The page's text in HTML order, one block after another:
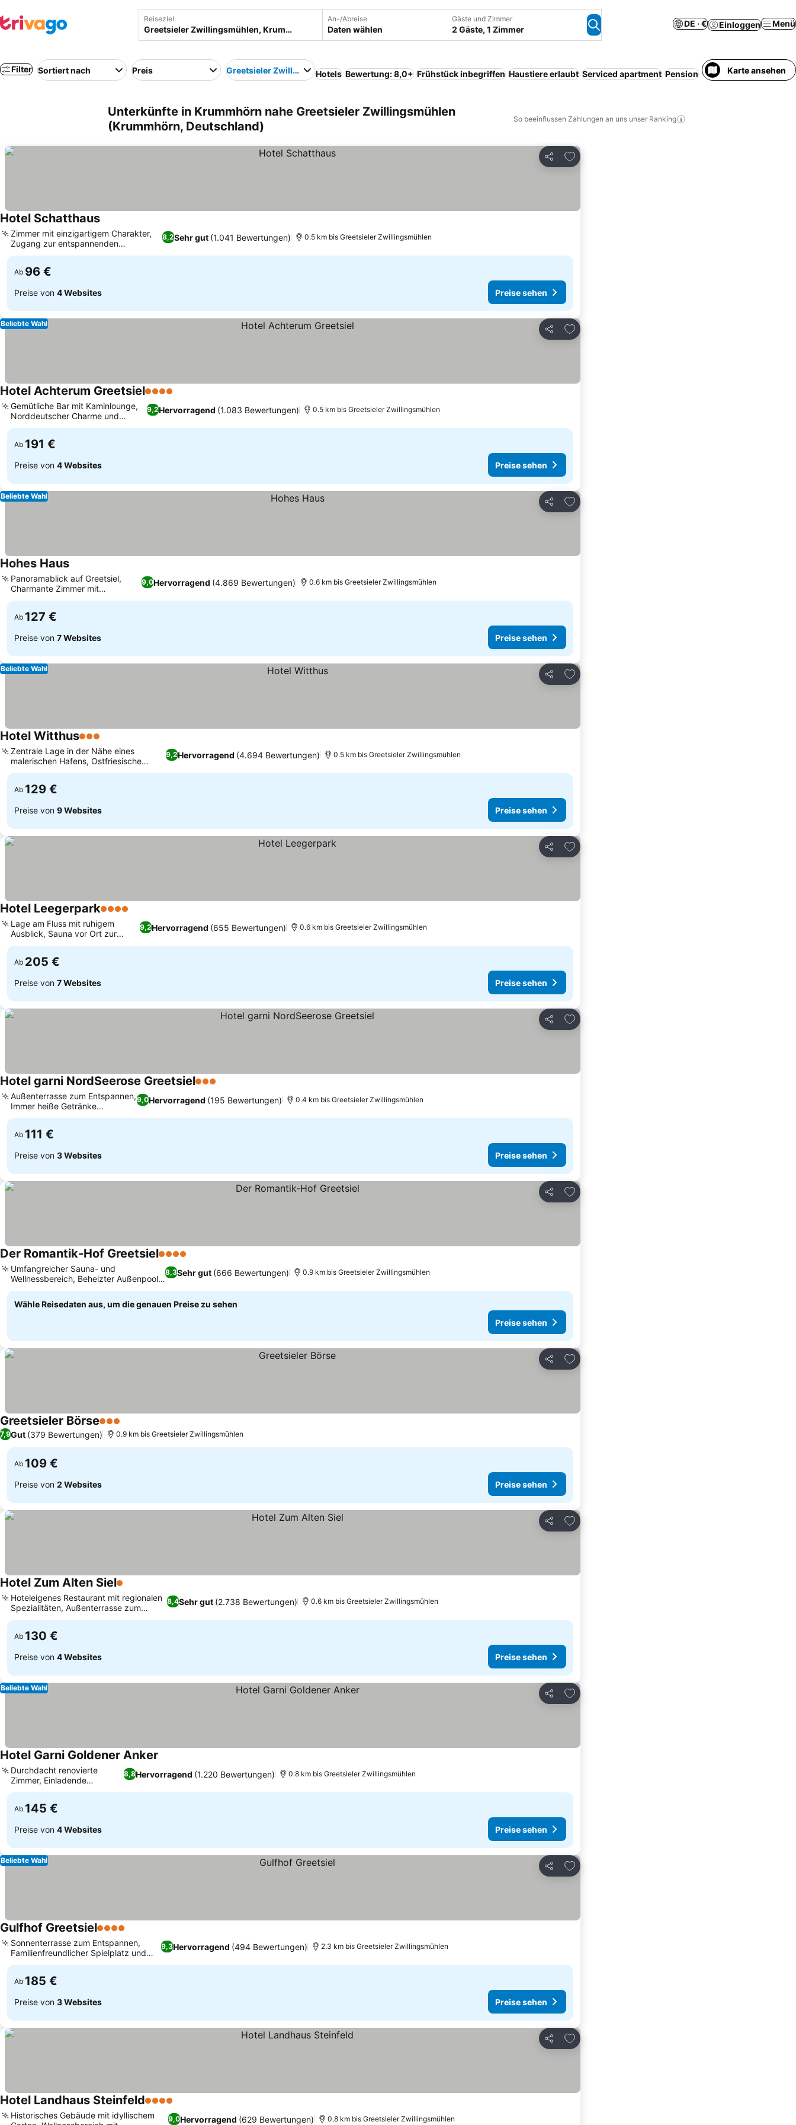
Reiseziel An-/Abreise
Daten wählen
Gäste und Zimmer
2 Gäste, 1 Zimmer
DE · € Einloggen Menü
Filter Sortiert nach Preis Greetsieler Zwillingsmühlen
Hotels Bewertung: 8,0+ Frühstück inbegriffen Haustiere erlaubt Serviced apartment Pension ParkplatzKarte ansehen
Unterkünfte in Krummhörn nahe Greetsieler Zwillingsmühlen
(Krummhörn, Deutschland)
So beeinflussen Zahlungen an uns unser Ranking
Teilen
Zu Favoriten hinzufügen
Hotel Schatthaus
8,2Sehr gut (1.041 Bewertungen)
Zimmer mit einzigartigem Charakter,
Zugang zur entspannenden
Sonnenterrasse
0.5 km bis Greetsieler Zwillingsmühlen
Ab 96 €
Preise von 4 Websites Preise sehen
Teilen
Zu Favoriten hinzufügen
Beliebte Wahl
Hotel Achterum Greetsiel4 Sterne
9,2Hervorragend (1.083 Bewertungen)
Gemütliche Bar mit Kaminlounge,
Norddeutscher Charme und
moderner Stil
0.5 km bis Greetsieler Zwillingsmühlen
Ab 191 €
Preise von 4 Websites Preise sehen
Teilen
Zu Favoriten hinzufügen
Beliebte Wahl
Hohes Haus
9,0Hervorragend (4.869 Bewertungen)
Panoramablick auf Greetsiel,
Charmante Zimmer mit
historischen Balken
0.6 km bis Greetsieler Zwillingsmühlen
Ab 127 €
Preise von 7 Websites Preise sehen
Teilen
Zu Favoriten hinzufügen
Beliebte Wahl
Hotel Witthus3 Sterne
9,2Hervorragend (4.694 Bewertungen)
Zentrale Lage in der Nähe eines
malerischen Hafens, Ostfriesische
kulinarische Spezialitäten
0.5 km bis Greetsieler Zwillingsmühlen
Ab 129 €
Preise von 9 Websites Preise sehen
Teilen
Zu Favoriten hinzufügen
Hotel Leegerpark4 Sterne
9,2Hervorragend (655 Bewertungen)
Lage am Fluss mit ruhigem
Ausblick, Sauna vor Ort zur
Entspannung
0.6 km bis Greetsieler Zwillingsmühlen
Ab 205 €
Preise von 7 Websites Preise sehen
Teilen
Zu Favoriten hinzufügen
Hotel garni NordSeerose Greetsiel3 Sterne
9,0Hervorragend (195 Bewertungen)
Außenterrasse zum Entspannen,
Immer heiße Getränke
verfügbar
0.4 km bis Greetsieler Zwillingsmühlen
Ab 111 €
Preise von 3 Websites Preise sehen
Teilen
Zu Favoriten hinzufügen
Der Romantik-Hof Greetsiel4 Sterne
8,3Sehr gut (666 Bewertungen)
Umfangreicher Sauna- und
Wellnessbereich, Beheizter Außenpool
und Gartenoase
0.9 km bis Greetsieler Zwillingsmühlen
Wähle Reisedaten aus, um die genauen Preise zu sehen
Preise sehen
Teilen
Zu Favoriten hinzufügen
Greetsieler Börse3 Sterne
7,9Gut (379 Bewertungen) 0.9 km bis Greetsieler Zwillingsmühlen
Ab 109 €
Preise von 2 Websites Preise sehen
Teilen
Zu Favoriten hinzufügen
Hotel Zum Alten Siel1 Sterne
8,4Sehr gut (2.738 Bewertungen)
Hoteleigenes Restaurant mit regionalen
Spezialitäten, Außenterrasse zum
Entspannen
0.6 km bis Greetsieler Zwillingsmühlen
Ab 130 €
Preise von 4 Websites Preise sehen
Teilen
Zu Favoriten hinzufügen
Beliebte Wahl
Hotel Garni Goldener Anker
8,8Hervorragend (1.220 Bewertungen)
Durchdacht renovierte
Zimmer, Einladende
Gartenterrasse
0.8 km bis Greetsieler Zwillingsmühlen
Ab 145 €
Preise von 4 Websites Preise sehen
Teilen
Zu Favoriten hinzufügen
Beliebte Wahl
Gulfhof Greetsiel4 Sterne
9,3Hervorragend (494 Bewertungen)
Sonnenterrasse zum Entspannen,
Familienfreundlicher Spielplatz und
Picknickbereich
2.3 km bis Greetsieler Zwillingsmühlen
Ab 185 €
Preise von 3 Websites Preise sehen
Teilen
Zu Favoriten hinzufügen
Hotel Landhaus Steinfeld4 Sterne
9,0Hervorragend (629 Bewertungen)
Historisches Gebäude mit idyllischem
0.8 km bis Greetsieler Zwillingsmühlen